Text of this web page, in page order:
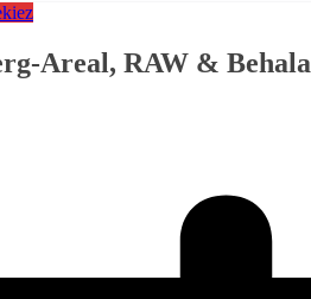
Areal, RAW & Behala